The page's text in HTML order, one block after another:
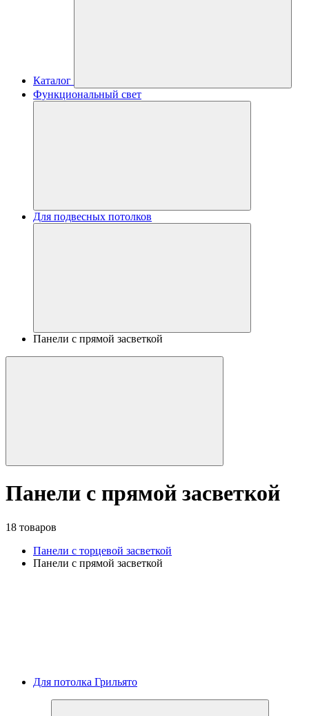
Каталог
Функциональный свет
Для подвесных потолков
Панели с прямой засветкой
Панели с прямой засветкой
18 товаров
Панели с торцевой засветкой
Панели с прямой засветкой
Для потолка Грильято